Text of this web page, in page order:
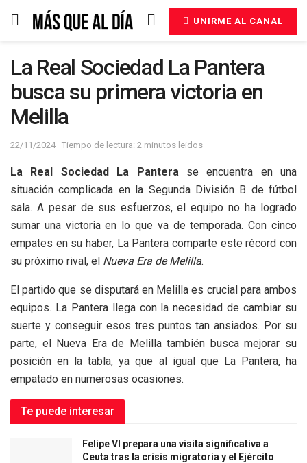
UNIRME AL CANAL
La Real Sociedad La Pantera
busca su primera victoria en
Melilla
22/11/2024 Tiempo de lectura: 2 minutos leidos
La Real Sociedad La Pantera se encuentra en una
situación complicada en la Segunda División B de fútbol
sala. A pesar de sus esfuerzos, el equipo no ha logrado
sumar una victoria en lo que va de temporada. Con cinco
empates en su haber, La Pantera comparte este récord con
su próximo rival, el Nueva Era de Melilla.
El partido que se disputará en Melilla es crucial para ambos
equipos. La Pantera llega con la necesidad de cambiar su
suerte y conseguir esos tres puntos tan ansiados. Por su
parte, el Nueva Era de Melilla también busca mejorar su
posición en la tabla, ya que al igual que La Pantera, ha
empatado en numerosas ocasiones.
Te puede interesar
Felipe VI prepara una visita significativa a
Ceuta tras la crisis migratoria y el Ejército